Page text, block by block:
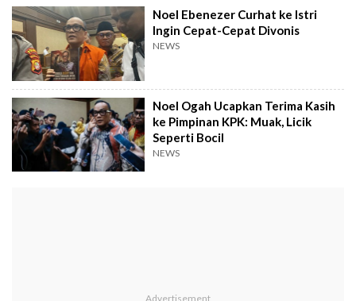
Noel Ebenezer Curhat ke Istri
Ingin Cepat-Cepat Divonis
NEWS
Noel Ogah Ucapkan Terima Kasih
ke Pimpinan KPK: Muak, Licik
Seperti Bocil
NEWS